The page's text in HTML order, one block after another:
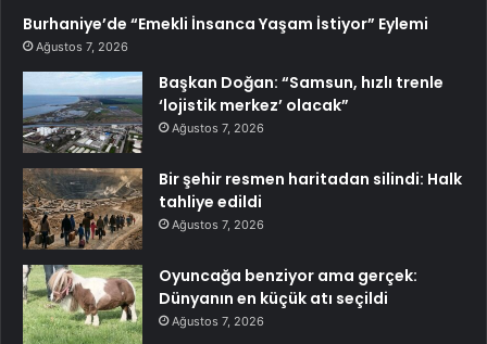
Burhaniye’de “Emekli İnsanca Yaşam İstiyor” Eylemi
Ağustos 7, 2026
Başkan Doğan: “Samsun, hızlı trenle
‘lojistik merkez’ olacak”
Ağustos 7, 2026
Bir şehir resmen haritadan silindi: Halk
tahliye edildi
Ağustos 7, 2026
Oyuncağa benziyor ama gerçek:
Dünyanın en küçük atı seçildi
Ağustos 7, 2026